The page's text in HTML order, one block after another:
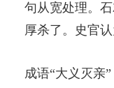
句从宽处理。
厚杀了。史官认
成语“大义灭亲